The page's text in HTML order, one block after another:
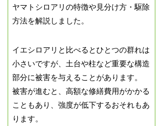
ヤマトシロアリの特徴や見分け方・駆除
方法を解説しました。
イエシロアリと比べるとひとつの群れは
小さいですが、土台や柱など重要な構造
部分に被害を与えることがあります。
被害が進むと、高額な修繕費用がかかる
こともあり、強度が低下するおそれもあ
ります。